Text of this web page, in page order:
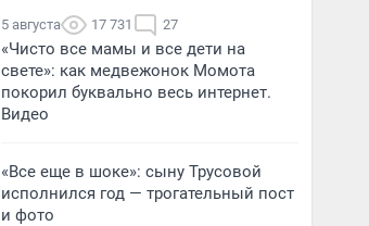
5 августа 17 731 27
«Чисто все мамы и все дети на
свете»: как медвежонок Момота
покорил буквально весь интернет.
Видео
«Все еще в шоке»: сыну Трусовой
исполнился год — трогательный пост
и фото